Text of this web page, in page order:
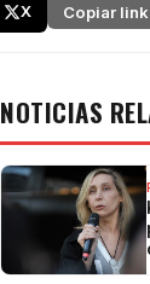
X Copiar link
NOTICIAS